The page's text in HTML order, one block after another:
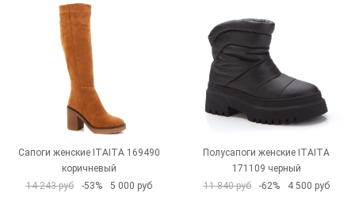
Сапоги женские ITAITA 169490
коричневый
14 243 руб
-53% 5 000 руб
Полусапоги женские ITAITA
171109 черный
11 840 руб
-62% 4 500 руб